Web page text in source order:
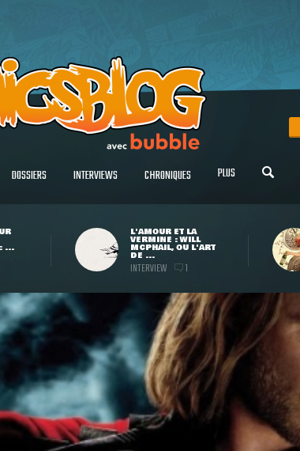
DOSSIERS INTERVIEWS CHRONIQUES PLUS
...
L'AMOUR ET LA
VERMINE : WILL
MCPHAIL, OU L'ART
DE ...
INTERVIEW 1